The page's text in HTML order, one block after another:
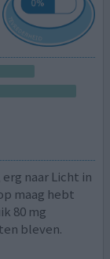
naar Licht in
maag hebt
80 mg
bleven.